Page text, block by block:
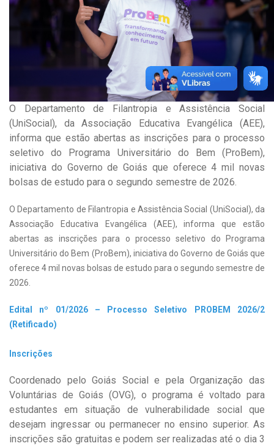
O Departamento de Filantropia e Assistência Social
(UniSocial), da Associação Educativa Evangélica (AEE),
informa que estão abertas as inscrições para o processo
seletivo do Programa Universitário do Bem (ProBem),
iniciativa do Governo de Goiás que oferece 4 mil novas
bolsas de estudo para o segundo semestre de 2026.
O Departamento de Filantropia e Assistência Social (UniSocial), da
Associação Educativa Evangélica (AEE), informa que estão
abertas as inscrições para o processo seletivo do Programa
Universitário do Bem (ProBem), iniciativa do Governo de Goiás que
oferece 4 mil novas bolsas de estudo para o segundo semestre de
2026.
Edital nº 01/2026 – Processo Seletivo PROBEM 2026/2
(Retificado)
Inscrições
Coordenado pelo Goiás Social e pela Organização das
Voluntárias de Goiás (OVG), o programa é voltado para
estudantes em situação de vulnerabilidade social que
desejam ingressar ou permanecer no ensino superior. As
inscrições são gratuitas e podem ser realizadas até o dia 3